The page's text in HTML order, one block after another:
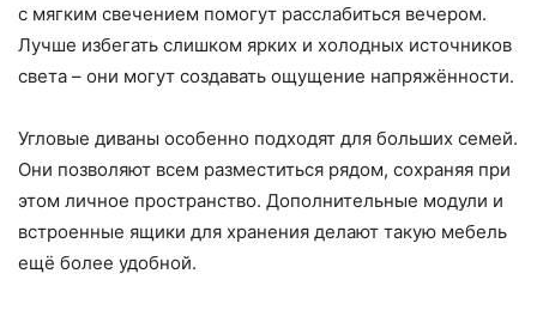
с мягким свечением помогут расслабиться вечером.
Лучше избегать слишком ярких и холодных источников
света – они могут создавать ощущение напряжённости.
Угловые диваны особенно подходят для больших семей.
Они позволяют всем разместиться рядом, сохраняя при
этом личное пространство. Дополнительные модули и
встроенные ящики для хранения делают такую мебель
ещё более удобной.